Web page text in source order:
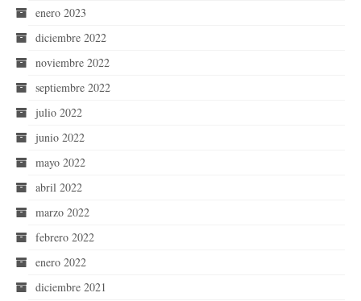
enero 2023
diciembre 2022
noviembre 2022
septiembre 2022
julio 2022
junio 2022
mayo 2022
abril 2022
marzo 2022
febrero 2022
enero 2022
diciembre 2021